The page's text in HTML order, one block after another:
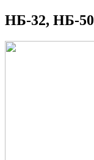
НБ-32, НБ-50